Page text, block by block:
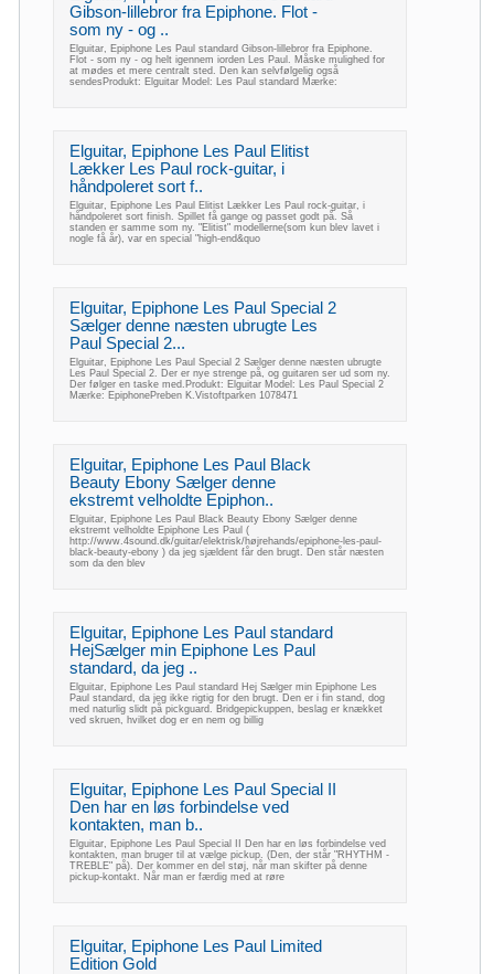
Gibson-lillebror fra Epiphone. Flot -
som ny - og ..
Elguitar, Epiphone Les Paul standard Gibson-lillebror fra Epiphone.
Flot - som ny - og helt igennem iorden Les Paul. Måske mulighed for
at mødes et mere centralt sted. Den kan selvfølgelig også
sendesProdukt: Elguitar Model: Les Paul standard Mærke:
Elguitar, Epiphone Les Paul Elitist
Lækker Les Paul rock-guitar, i
håndpoleret sort f..
Elguitar, Epiphone Les Paul Elitist Lækker Les Paul rock-guitar, i
håndpoleret sort finish. Spillet få gange og passet godt på. Så
standen er samme som ny. "Elitist" modellerne(som kun blev lavet i
nogle få år), var en special "high-end&quo
Elguitar, Epiphone Les Paul Special 2
Sælger denne næsten ubrugte Les
Paul Special 2...
Elguitar, Epiphone Les Paul Special 2 Sælger denne næsten ubrugte
Les Paul Special 2. Der er nye strenge på, og guitaren ser ud som ny.
Der følger en taske med.Produkt: Elguitar Model: Les Paul Special 2
Mærke: EpiphonePreben K.Vistoftparken 1078471
Elguitar, Epiphone Les Paul Black
Beauty Ebony Sælger denne
ekstremt velholdte Epiphon..
Elguitar, Epiphone Les Paul Black Beauty Ebony Sælger denne
ekstremt velholdte Epiphone Les Paul (
http://www.4sound.dk/guitar/elektrisk/højrehands/epiphone-les-paul-
black-beauty-ebony ) da jeg sjældent får den brugt. Den står næsten
som da den blev
Elguitar, Epiphone Les Paul standard
HejSælger min Epiphone Les Paul
standard, da jeg ..
Elguitar, Epiphone Les Paul standard Hej Sælger min Epiphone Les
Paul standard, da jeg ikke rigtig for den brugt. Den er i fin stand, dog
med naturlig slidt på pickguard. Bridgepickuppen, beslag er knækket
ved skruen, hvilket dog er en nem og billig
Elguitar, Epiphone Les Paul Special II
Den har en løs forbindelse ved
kontakten, man b..
Elguitar, Epiphone Les Paul Special II Den har en løs forbindelse ved
kontakten, man bruger til at vælge pickup. (Den, der står "RHYTHM -
TREBLE" på). Der kommer en del støj, når man skifter på denne
pickup-kontakt. Når man er færdig med at røre
Elguitar, Epiphone Les Paul Limited
Edition Gold